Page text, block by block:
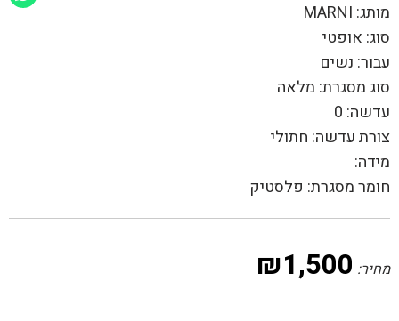
מותג: MARNI
סוג: אופטי
עבור: נשים
סוג מסגרת: מלאה
עדשה: 0
צורת עדשה: חתולי
מידה:
חומר מסגרת: פלסטיק
מחיר: ₪1,500